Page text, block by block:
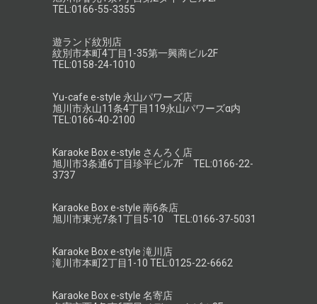
TEL:0166-55-3355
遊ランド紋別店
紋別市本町4丁目1-35第一興商ビル2F
TEL:0158-24-1010
Yu-cafe e-style 永山パワーズ店
旭川市永山11条4丁目119永山パワーズα内
TEL:0166-40-2100
Karaoke Box e-style さんろく店
旭川市3条通6丁目珍平ビル7F TEL:0166-22-
3737
Karaoke Box e-style 南6条店
旭川市東光7条1丁目5-10 TEL:0166-37-5031
Karaoke Box e-style 滝川店
滝川市本町2丁目1-10 TEL:0125-22-6662
Karaoke Box e-style 名寄店